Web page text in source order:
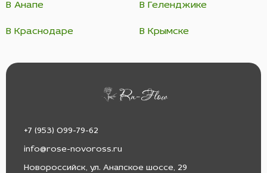
В Анапе В Геленджике
В Краснодаре В Крымске
+7 (953) 099-79-62
info@rose-novoross.ru
Новороссийск, ул. Анапское шоссе, 29